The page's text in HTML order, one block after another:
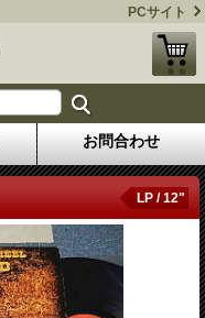
PCサイト
お問合わせ
LP / 12"